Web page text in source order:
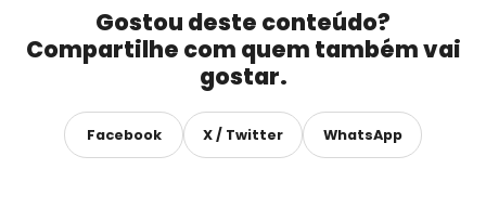
Gostou deste conteúdo?
Compartilhe com quem também vai
gostar.
Facebook X / Twitter WhatsApp